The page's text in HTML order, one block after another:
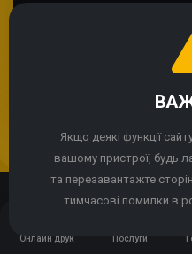
Онлайн друк Послуги
Якщо сайт
Продовжуючи
Якщо деякі функції
вашому пристрої, будь
та перезавантажте
тимчасові помилки в